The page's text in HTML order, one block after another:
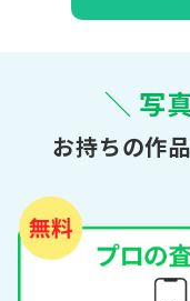
＼ 写
お持ちの作